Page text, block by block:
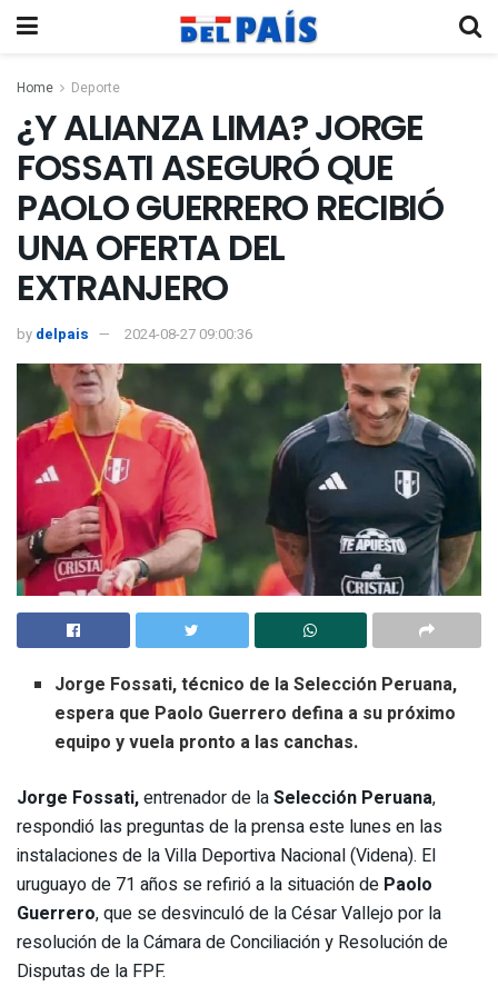
Home Deporte
¿Y ALIANZA LIMA? JORGE
FOSSATI ASEGURÓ QUE
PAOLO GUERRERO RECIBIÓ
UNA OFERTA DEL
EXTRANJERO
by delpais 2024-08-27 09:00:36
Jorge Fossati,técnico de laSelección Peruana,
espera que Paolo Guerrero defina a su próximo
equipo y vuela pronto a las canchas.
Jorge Fossati,entrenador de laSelección Peruana,
respondió las preguntas de la prensa este lunes en las
instalaciones de la Villa Deportiva Nacional (Videna). El
uruguayo de 71 años se refirió a la situación de Paolo
Guerrero, que se desvinculó de la César Vallejo por la
resolución de la Cámara de Conciliación y Resolución de
Disputas de la FPF.